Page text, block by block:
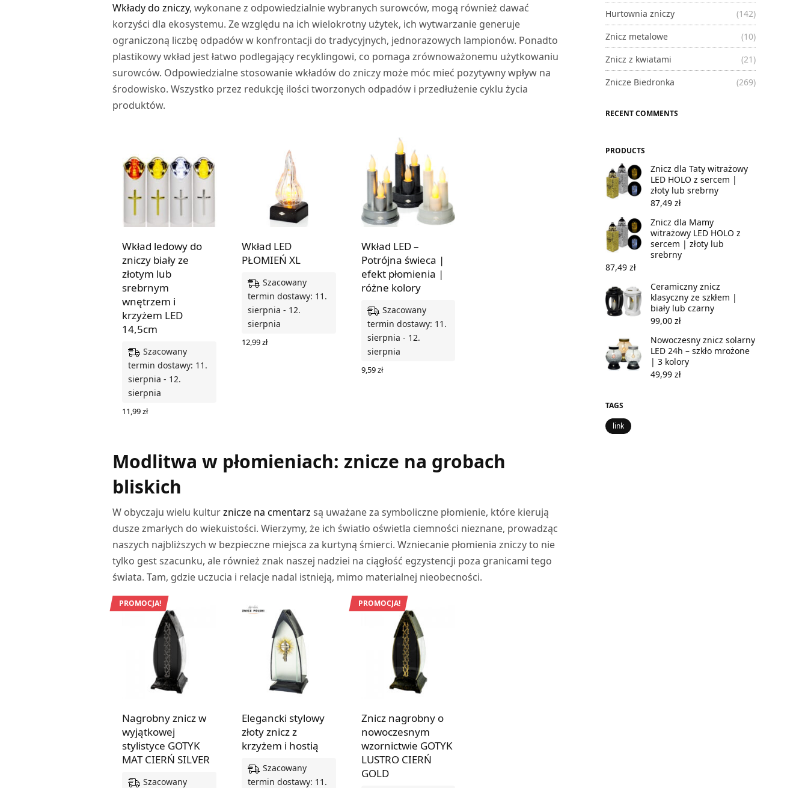
Wkłady do zniczy, wykonane z odpowiedzialnie wybranych surowców, mogą również dawać
korzyści dla ekosystemu. Ze względu na ich wielokrotny użytek, ich wytwarzanie generuje
ograniczoną liczbę odpadów w konfrontacji do tradycyjnych, jednorazowych lampionów. Ponadto
plastikowy wkład jest łatwo podlegający recyklingowi, co pomaga zrównoważonemu użytkowaniu
surowców. Odpowiedzialne stosowanie wkładów do zniczy może móc mieć pozytywny wpływ na
środowisko. Wszystko przez redukcję ilości tworzonych odpadów i przedłużenie cyklu życia
produktów.
Wkład ledowy do
zniczy biały ze
złotym lub
srebrnym
wnętrzem i
krzyżem LED
14,5cm
Szacowany
termin dostawy: 11.
sierpnia - 12.
sierpnia
11,99zł
Wkład LED
PŁOMIEŃ XL
Szacowany
termin dostawy: 11.
sierpnia - 12.
sierpnia
12,99zł
Wkład LED –
Potrójna świeca |
efekt płomienia |
różne kolory
Szacowany
termin dostawy: 11.
sierpnia - 12.
sierpnia
9,59zł
Modlitwa w płomieniach: znicze na grobach
bliskich
W obyczaju wielu kulturznicze na cmentarz są uważane za symboliczne płomienie, które kierują
dusze zmarłych do wiekuistości. Wierzymy, że ich światło oświetla ciemności nieznane, prowadząc
naszych najbliższych w bezpieczne miejsca za kurtyną śmierci. Wzniecanie płomienia zniczy to nie
tylko gest szacunku, ale również znak naszej nadziei na ciągłość egzystencji poza granicami tego
świata. Tam, gdzie uczucia i relacje nadal istnieją, mimo materialnej nieobecności.
PROMOCJA!
Nagrobny znicz w
wyjątkowej
stylistyce GOTYK
MAT CIERŃ SILVER
Szacowany
Elegancki stylowy
złoty znicz z
krzyżem i hostią
Szacowany
termin dostawy: 11.
PROMOCJA!
Znicz nagrobny o
nowoczesnym
wzornictwie GOTYK
LUSTRO CIERŃ
GOLD
Hurtownia zniczy
(142)
Znicz metalowe
(10)
Znicz z kwiatami
(21)
Znicze Biedronka
(269)
RECENT COMMENTS
PRODUCTS
Znicz dla Taty witrażowy
LED HOLO z sercem |
złoty lub srebrny
87,49 zł
Znicz dla Mamy
witrażowy LED HOLO z
sercem | złoty lub
srebrny
87,49 zł
Ceramiczny znicz
klasyczny ze szkłem |
biały lub czarny
99,00 zł
Nowoczesny znicz solarny
LED 24h – szkło mrożone
| 3 kolory
49,99 zł
TAGS
link